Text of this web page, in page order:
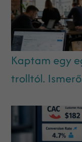
Kaptam egy
trolltól.